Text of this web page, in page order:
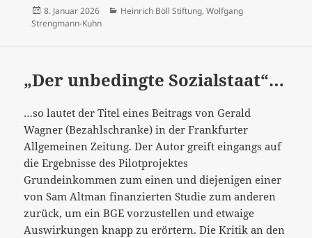
Veröffentlicht
am
8. Januar 2026 Kategorien
Heinrich Böll Stiftung, Wolfgang
Strengmann-Kuhn
„Der unbedingte Sozialstaat“…
…so lautet der Titel eines Beitrags von Gerald
Wagner (Bezahlschranke) in der Frankfurter
Allgemeinen Zeitung. Der Autor greift eingangs auf
die Ergebnisse des Pilotprojektes
Grundeinkommen zum einen und diejenigen einer
von Sam Altman finanzierten Studie zum anderen
zurück, um ein BGE vorzustellen und etwaige
Auswirkungen knapp zu erörtern. Die Kritik an den